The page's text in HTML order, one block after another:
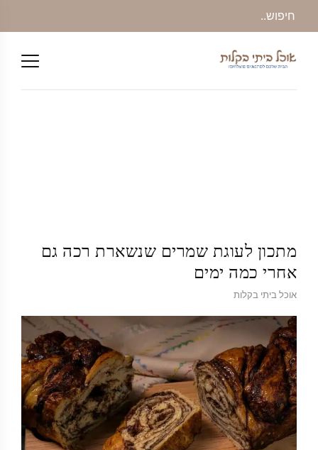
מתכון לעוגת שמרים שנשארת רכה גם
אחרי כמה ימים
אוכל ביתי בקלות